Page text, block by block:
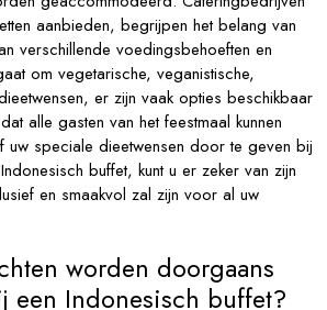
aanbieden, begrijpen het belang van
verschillende voedingsbehoeften en
om vegetarische, veganistische,
er zijn vaak opties beschikbaar
alle gasten van het feestmaal kunnen
uw speciale dieetwensen door te geven bij
buffet, kunt u er zeker van zijn
en smaakvol zal zijn voor al uw
worden doorgaans
een Indonesisch buffet?